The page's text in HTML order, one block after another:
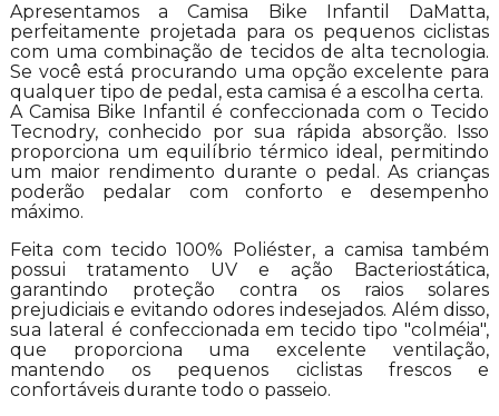
Apresentamos a Camisa Bike Infantil DaMatta,
perfeitamente projetada para os pequenos ciclistas
com uma combinação de tecidos de alta tecnologia.
Se você está procurando uma opção excelente para
qualquer tipo de pedal, esta camisa é a escolha certa.
A Camisa Bike Infantil é confeccionada com o Tecido
Tecnodry, conhecido por sua rápida absorção. Isso
proporciona um equilíbrio térmico ideal, permitindo
um maior rendimento durante o pedal. As crianças
poderão pedalar com conforto e desempenho
máximo.
Feita com tecido 100% Poliéster, a camisa também
possui tratamento UV e ação Bacteriostática,
garantindo proteção contra os raios solares
prejudiciais e evitando odores indesejados. Além disso,
sua lateral é confeccionada em tecido tipo "colméia",
que proporciona uma excelente ventilação,
mantendo os pequenos ciclistas frescos e
confortáveis durante todo o passeio.